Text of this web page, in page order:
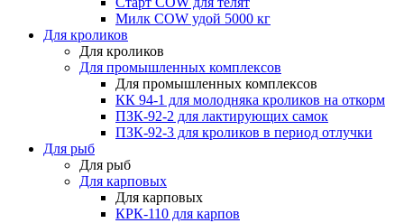
Милк COW удой 5000 кг
Для кроликов
Для кроликов
Для промышленных комплексов
Для промышленных комплексов
КК 94-1 для молодняка кроликов на откорм
ПЗК-92-2 для лактирующих самок
ПЗК-92-3 для кроликов в период отлучки
Для рыб
Для рыб
Для карповых
Для карповых
КРК-110 для карпов